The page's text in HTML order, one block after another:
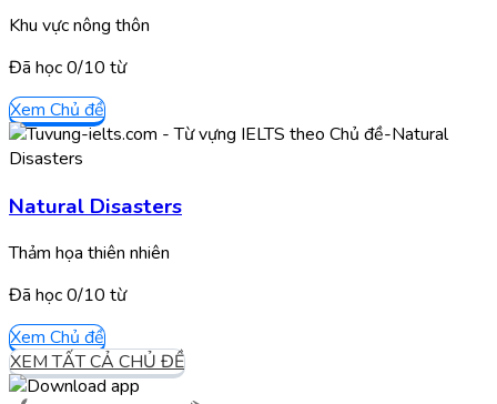
Khu vực nông thôn
Đã học0/10 từ
Xem Chủ đề
Natural Disasters
Thảm họa thiên nhiên
Đã học0/10 từ
Xem Chủ đề
XEM TẤT CẢ CHỦ ĐỀ